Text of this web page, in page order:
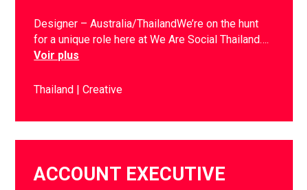
Designer – Australia/ThailandWe’re on the hunt
for a unique role here at We Are Social Thailand….
Voir plus
Thailand Creative
ACCOUNT EXECUTIVE